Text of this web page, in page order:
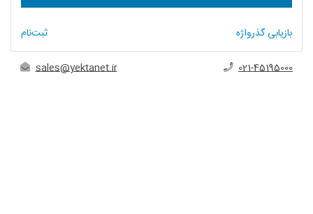
بازیابی گذرواژه ثبت‌نام
sales@yektanet.ir 021-45195000